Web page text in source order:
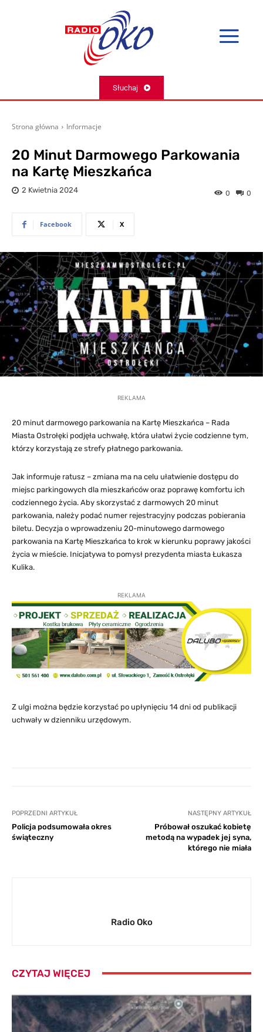
Słuchaj
Strona główna Informacje
20 Minut Darmowego Parkowania
na Kartę Mieszkańca
2 Kwietnia 2024 0
0
Facebook X
REKLAMA
20 minut darmowego parkowania na Kartę Mieszkańca – Rada
Miasta Ostrołęki podjęła uchwałę, która ułatwi życie codzienne tym,
którzy korzystają ze strefy płatnego parkowania.
Jak informuje ratusz – zmiana ma na celu ułatwienie dostępu do
miejsc parkingowych dla mieszkańców oraz poprawę komfortu ich
codziennego życia. Aby skorzystać z darmowych 20 minut
parkowania, należy podać numer rejestracyjny podczas pobierania
biletu. Decyzja o wprowadzeniu 20-minutowego darmowego
parkowania na Kartę Mieszkańca to krok w kierunku poprawy jakości
życia w mieście. Inicjatywa to pomysł prezydenta miasta Łukasza
Kulika.
REKLAMA
Z ulgi można będzie korzystać po upłynięciu 14 dni od publikacji
uchwały w dzienniku urzędowym.
POPRZEDNI ARTYKUŁ
Policja podsumowała okres
świąteczny
NASTĘPNY ARTYKUŁ
Próbował oszukać kobietę
metodą na wypadek jej syna,
którego nie miała
Radio Oko
CZYTAJ WIĘCEJ